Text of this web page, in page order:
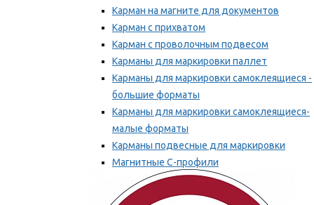
Карман на магните для документов
Карман с прихватом
Карман с проволочным подвесом
Карманы для маркировки паллет
Карманы для маркировки самоклеящиеся -
большие форматы
Карманы для маркировки самоклеящиеся-
малые форматы
Карманы подвесные для маркировки
Магнитные С-профили
Напольная маркировка
Мы рекомендуем